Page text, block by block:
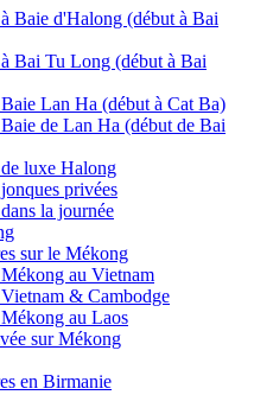
Baie d'Halong (début à Bai
Bai Tu Long (début à Bai
Lan Ha (début à Cat Ba)
de Lan Ha (début de Bai
luxe Halong
privées
la journée
sur le Mékong
au Vietnam
& Cambodge
au Laos
sur Mékong
en Birmanie